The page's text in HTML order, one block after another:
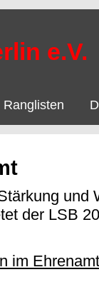
e.V.
Ranglisten
und
der LSB
im